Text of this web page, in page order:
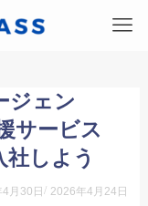
ジェン
サービス
しよう
月30日 2026年4月24日